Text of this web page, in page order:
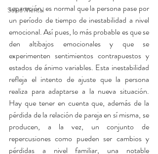
Salud Mental
separación, es normal que la persona pase por
un período de tiempo de inestabilidad a nivel
emocional. Así pues, lo más probable es que se
den altibajos emocionales y que se
experimenten sentimientos contrapuestos y
estados de ánimo variables. Esta inestabilidad
refleja el intento de ajuste que la persona
realiza para adaptarse a la nueva situación.
Hay que tener en cuenta que, además de la
pérdida de la relación de pareja en sí misma, se
producen, a la vez, un conjunto de
repercusiones como pueden ser cambios y
pérdidas a nivel familiar, una notable